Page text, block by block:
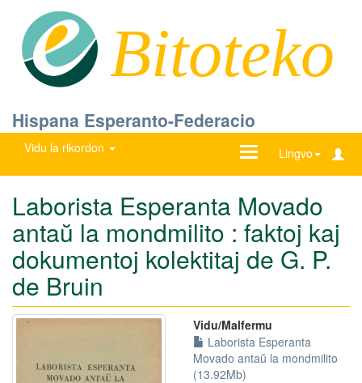
Bitoteko
Hispana Esperanto-Federacio
Vidu la rikordon Lingvo
Ŝanĝu
Laborista Esperanta Movado
antaŭ la mondmilito : faktoj kaj
dokumentoj kolektitaj de G. P.
de Bruin
Vidu/Malfermu
Laborista Esperanta
Movado antaŭ la mondmilito
(13.92Mb)